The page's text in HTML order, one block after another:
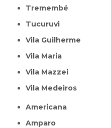
Tremembé
Tucuruvi
Vila Guilherme
Vila Maria
Vila Mazzei
Vila Medeiros
Americana
Amparo